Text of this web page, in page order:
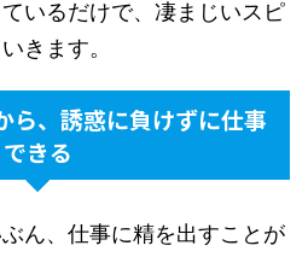
いるだけで、凄まじいスピ
きます。
ら、誘惑に負けずに仕事
できる
ん、仕事に精を出すことが